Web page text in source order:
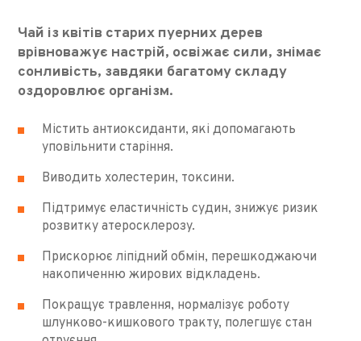
Чай із квітів старих пуерних дерев
врівноважує настрій, освіжає сили, знімає
сонливість, завдяки багатому складу
оздоровлює організм.
Містить антиоксиданти, які допомагають
уповільнити старіння.
Виводить холестерин, токсини.
Підтримує еластичність судин, знижує ризик
розвитку атеросклерозу.
Прискорює ліпідний обмін, перешкоджаючи
накопиченню жирових відкладень.
Покращує травлення, нормалізує роботу
шлунково-кишкового тракту, полегшує стан